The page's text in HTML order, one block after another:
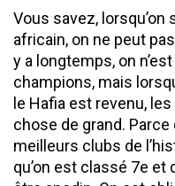
Vous savez, lorsqu’on
africain, on ne peut
y a longtemps, on
champions, mais
le Hafia est revenu,
chose de grand. Parce
meilleurs clubs de
qu’on est classé 7e et